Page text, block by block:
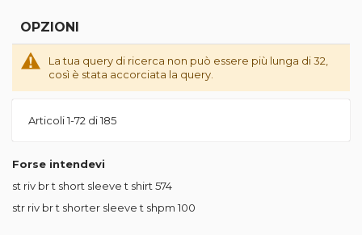
La tua query di ricerca non può essere più lunga di 32,
così è stata accorciata la query.
Articoli1-72 di185
Forse intendevi
st riv br t short sleeve t shirt 574
str riv br t shorter sleeve t shpm 100
OPZIONI